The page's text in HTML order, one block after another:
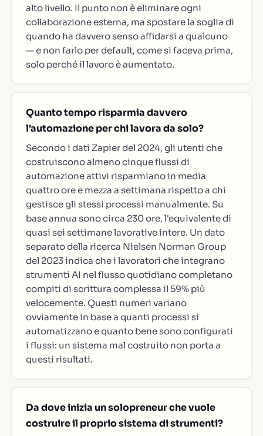
alto livello. Il punto non è eliminare ogni
collaborazione esterna, ma spostare la soglia di
quando ha davvero senso affidarsi a qualcuno
— e non farlo per default, come si faceva prima,
solo perché il lavoro è aumentato.
Quanto tempo risparmia davvero
l'automazione per chi lavora da solo?
Secondo i dati Zapier del 2024, gli utenti che
costruiscono almeno cinque flussi di
automazione attivi risparmiano in media
quattro ore e mezza a settimana rispetto a chi
gestisce gli stessi processi manualmente. Su
base annua sono circa 230 ore, l'equivalente di
quasi sei settimane lavorative intere. Un dato
separato della ricerca Nielsen Norman Group
del 2023 indica che i lavoratori che integrano
strumenti AI nel flusso quotidiano completano
compiti di scrittura complessa il 59% più
velocemente. Questi numeri variano
ovviamente in base a quanti processi si
automatizzano e quanto bene sono configurati
i flussi: un sistema mal costruito non porta a
questi risultati.
Da dove inizia un solopreneur che vuole
costruire il proprio sistema di strumenti?